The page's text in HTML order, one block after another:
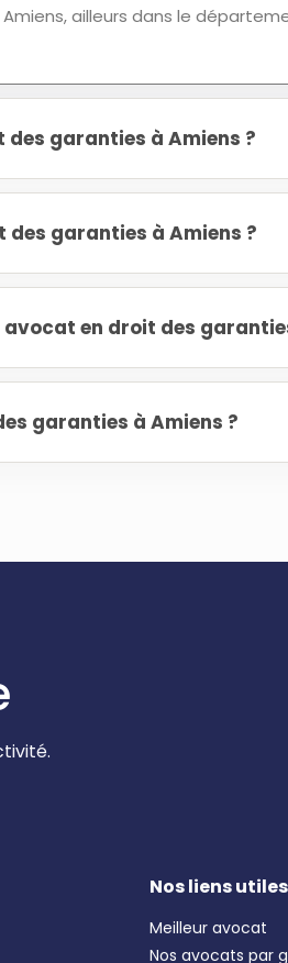
ailleurs dans le
garanties à Amiens ?
garanties à Amiens ?
en droit des
garanties à Amiens ?
Nos liens utiles
Meilleur avocat
Nos avocats par